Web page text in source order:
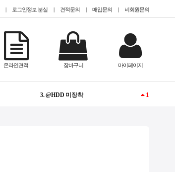
| 로그인정보 분실 | 견적문의 | 매입문의 | 비회원문의
마이페이지
장바구니
온라인견적
1
NEW
2. #teslaa100
3. @HDD 미장착
NEW
4. Tesla